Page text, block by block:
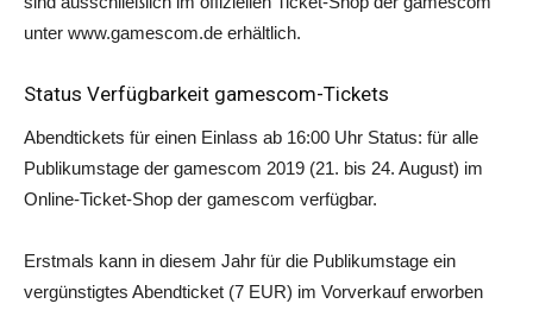
unter www.gamescom.de erhältlich.
Status Verfügbarkeit gamescom-Tickets
Abendtickets für einen Einlass ab 16:00 Uhr Status: für alle
Publikumstage der gamescom 2019 (21. bis 24. August) im
Online-Ticket-Shop der gamescom verfügbar.
Erstmals kann in diesem Jahr für die Publikumstage ein
vergünstigtes Abendticket (7 EUR) im Vorverkauf erworben